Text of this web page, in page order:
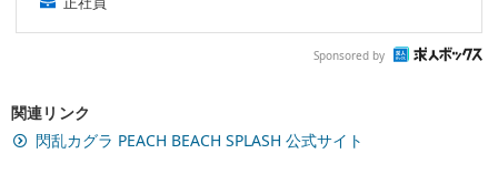
Sponsored by
関連リンク
閃乱カグラ PEACH BEACH SPLASH 公式サイト